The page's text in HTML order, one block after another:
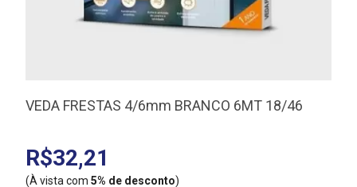
VEDA FRESTAS 4/6mm BRANCO 6MT 18/46
R$32,21
(À vista com 5% de desconto)